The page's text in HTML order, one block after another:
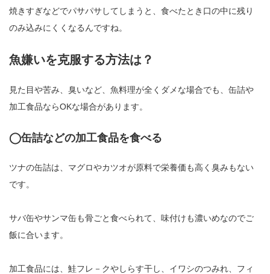
焼きすぎなどでパサパサしてしまうと、食べたとき口の中に残り
のみ込みにくくなるんですね。
魚嫌いを克服する方法は？
見た目や苦み、臭いなど、魚料理が全くダメな場合でも、缶詰や
加工食品ならOKな場合があります。
◯缶詰などの加工食品を食べる
ツナの缶詰は、マグロやカツオが原料で栄養価も高く臭みもない
です。
サバ缶やサンマ缶も骨ごと食べられて、味付けも濃いめなのでご
飯に合います。
加工食品には、鮭フレ－クやしらす干し、イワシのつみれ、フィ